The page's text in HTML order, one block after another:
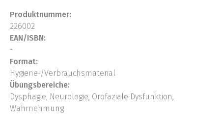
Produktnummer:
226002
EAN/ISBN:
-
Format:
Hygiene-/Verbrauchsmaterial
Übungsbereiche:
Dysphagie, Neurologie, Orofaziale Dysfunktion,
Wahrnehmung